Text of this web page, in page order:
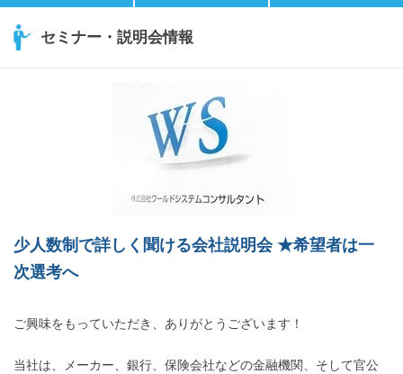
セミナー・説明会情報
少人数制で詳しく聞ける会社説明会 ★希望者は一
次選考へ
ご興味をもっていただき、ありがとうございます！
当社は、メーカー、銀行、保険会社などの金融機関、そして官公